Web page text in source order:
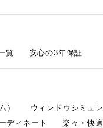
覧 安心の3年保証
） ウィンドウシミュ
ディネート 楽々・快